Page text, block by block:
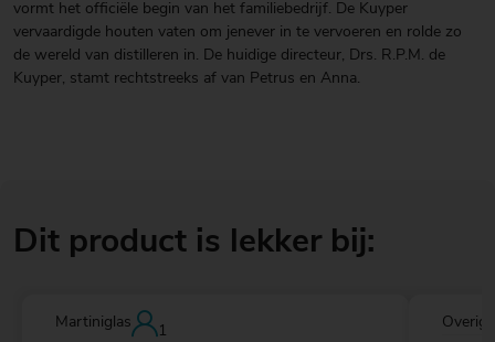
vormt het officiële begin van het familiebedrijf. De Kuyper
vervaardigde houten vaten om jenever in te vervoeren en rolde zo
de wereld van distilleren in. De huidige directeur, Drs. R.P.M. de
Kuyper, stamt rechtstreeks af van Petrus en Anna.
Dit product is lekker bij:
Martiniglas
1
Overig